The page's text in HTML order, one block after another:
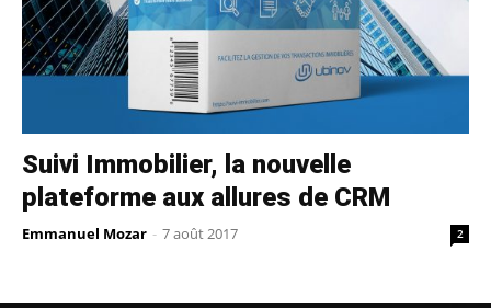
Suivi Immobilier, la nouvelle
plateforme aux allures de CRM
Emmanuel Mozar - 7 août 2017 2